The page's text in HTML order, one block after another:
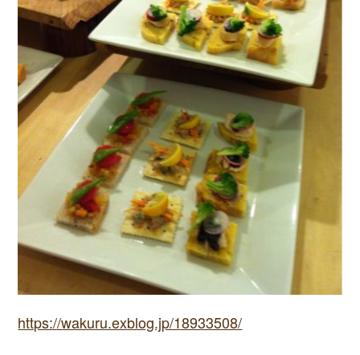
https://wakuru.exblog.jp/18933508/